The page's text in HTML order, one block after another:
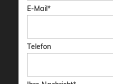
E-Mail
Telefon